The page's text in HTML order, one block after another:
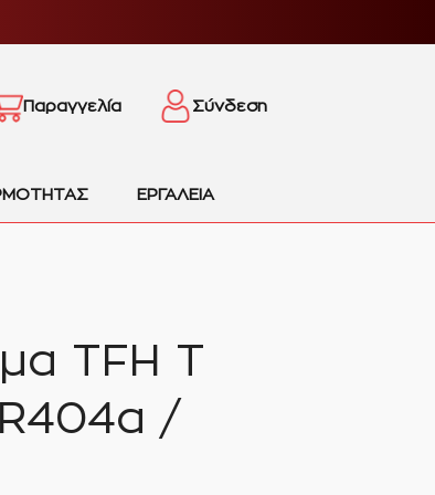
Παραγγελία Σύνδεση
ΕΡΓΑΛΕΙΑ
TFH T
/